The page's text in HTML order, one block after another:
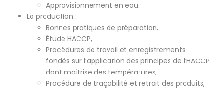
Approvisionnement en eau.
La production :
Bonnes pratiques de préparation,
Étude HACCP,
Procédures de travail et enregistrements
fondés sur l’application des principes de l’HACCP
dont maîtrise des températures,
Procédure de traçabilité et retrait des produits,